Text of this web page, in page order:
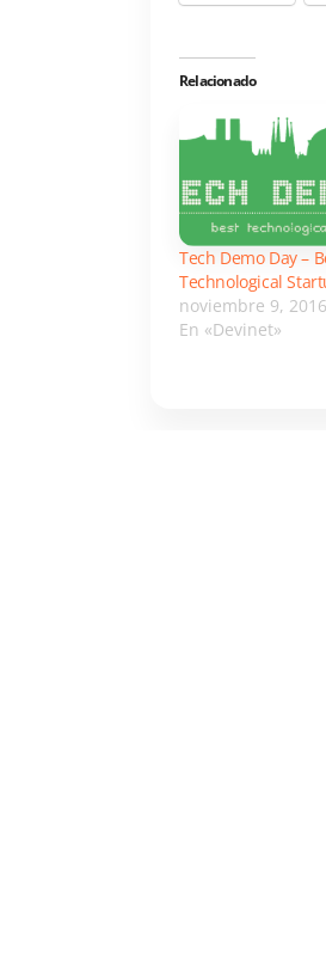
Relacionado
Tech Demo Day –
Technological
noviembre 9, 2016
En «Devinet»